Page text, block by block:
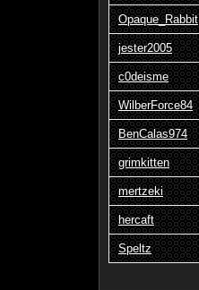
Opaque_Rabbit
jester2005
c0deisme
WilberForce84
BenCalas974
grimkitten
mertzeki
hercaft
Speltz